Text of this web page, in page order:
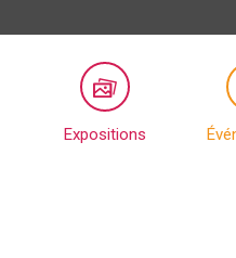
Expositions